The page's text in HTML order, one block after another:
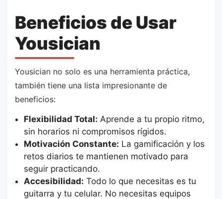
Beneficios de Usar
Yousician
Yousician no solo es una herramienta práctica,
también tiene una lista impresionante de
beneficios:
Flexibilidad Total: Aprende a tu propio ritmo,
sin horarios ni compromisos rígidos.
Motivación Constante: La gamificación y los
retos diarios te mantienen motivado para
seguir practicando.
Accesibilidad: Todo lo que necesitas es tu
guitarra y tu celular. No necesitas equipos